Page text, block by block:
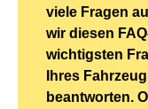
viele Fragen
wir diesen
wichtigsten
Ihres
beantworten.